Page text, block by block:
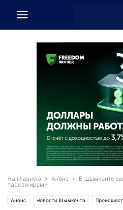
На главную Анонс
В Шымкенте
пассажирами
Анонс Новости Шымкента